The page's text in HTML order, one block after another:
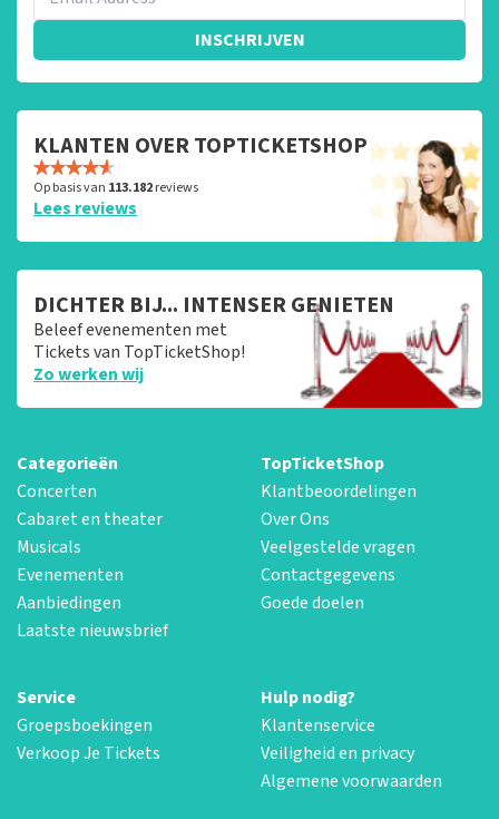
INSCHRIJVEN
KLANTEN OVER TOPTICKETSHOP
Op basis van 113.182reviews
Lees reviews
DICHTER BIJ... INTENSER GENIETEN
Beleef evenementen met
Tickets van TopTicketShop!
Zo werken wij
Categorieën
Concerten
Cabaret en theater
Musicals
Evenementen
Aanbiedingen
Laatste nieuwsbrief
TopTicketShop
Klantbeoordelingen
Over Ons
Veelgestelde vragen
Contactgegevens
Goede doelen
Service
Groepsboekingen
Verkoop Je Tickets
Hulp nodig?
Klantenservice
Veiligheid en privacy
Algemene voorwaarden